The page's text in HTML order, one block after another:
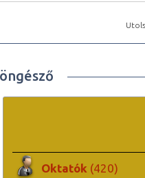
Oktatók (420)